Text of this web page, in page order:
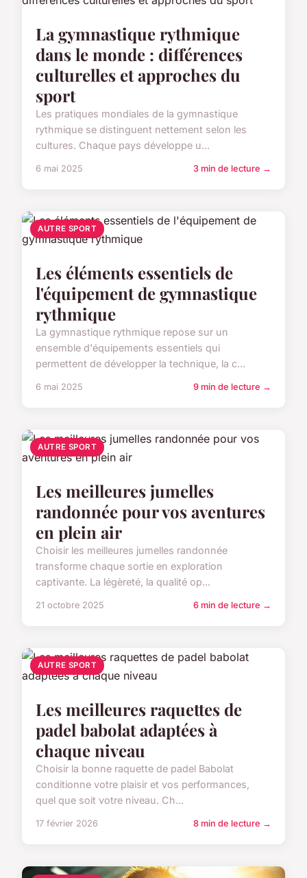
La gymnastique rythmique
dans le monde : différences
culturelles et approches du
sport
Les pratiques mondiales de la gymnastique
rythmique se distinguent nettement selon les
cultures. Chaque pays développe u...
6 mai 2025 3 min de lecture →
AUTRE SPORT
Les éléments essentiels de
l'équipement de gymnastique
rythmique
La gymnastique rythmique repose sur un
ensemble d'équipements essentiels qui
permettent de développer la technique, la c...
6 mai 2025 9 min de lecture →
AUTRE SPORT
Les meilleures jumelles
randonnée pour vos aventures
en plein air
Choisir les meilleures jumelles randonnée
transforme chaque sortie en exploration
captivante. La légèreté, la qualité op...
21 octobre 2025 6 min de lecture →
AUTRE SPORT
Les meilleures raquettes de
padel babolat adaptées à
chaque niveau
Choisir la bonne raquette de padel Babolat
conditionne votre plaisir et vos performances,
quel que soit votre niveau. Ch...
17 février 2026 8 min de lecture →